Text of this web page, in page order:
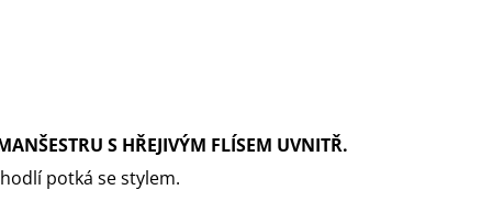
S HŘEJIVÝM FLÍSEM UVNITŘ.
potká se stylem.